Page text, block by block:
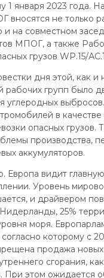
1 января 2023 года.
вносятся не только
и на совместном
МПОГ, а также
грузов WP.15/
дня этой, как и
рабочих групп было
углеродных
в качестве
опасных грузов.
производства,
аккумуляторов.
Европа видит
Уровень
и драйвером
25%
моря.
которому с
продажа
сгорания,
При этом ожидается